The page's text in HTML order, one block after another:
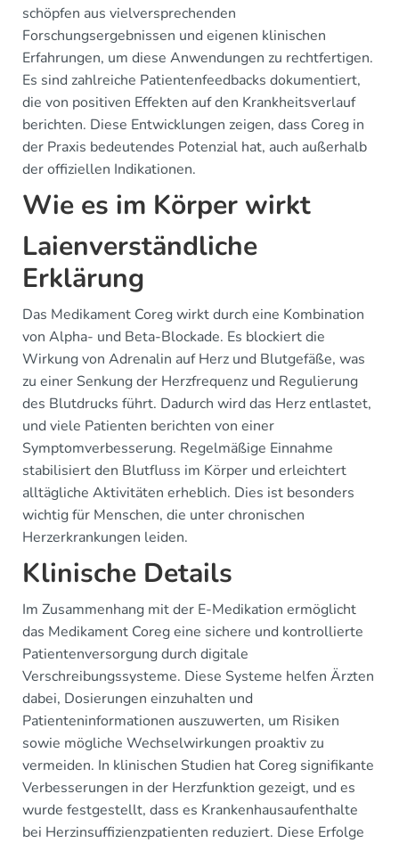
schöpfen aus vielversprechenden
Forschungsergebnissen und eigenen klinischen
Erfahrungen, um diese Anwendungen zu rechtfertigen.
Es sind zahlreiche Patientenfeedbacks dokumentiert,
die von positiven Effekten auf den Krankheitsverlauf
berichten. Diese Entwicklungen zeigen, dass Coreg in
der Praxis bedeutendes Potenzial hat, auch außerhalb
der offiziellen Indikationen.
Wie es im Körper wirkt
Laienverständliche
Erklärung
Das Medikament Coreg wirkt durch eine Kombination
von Alpha- und Beta-Blockade. Es blockiert die
Wirkung von Adrenalin auf Herz und Blutgefäße, was
zu einer Senkung der Herzfrequenz und Regulierung
des Blutdrucks führt. Dadurch wird das Herz entlastet,
und viele Patienten berichten von einer
Symptomverbesserung. Regelmäßige Einnahme
stabilisiert den Blutfluss im Körper und erleichtert
alltägliche Aktivitäten erheblich. Dies ist besonders
wichtig für Menschen, die unter chronischen
Herzerkrankungen leiden.
Klinische Details
Im Zusammenhang mit der E-Medikation ermöglicht
das Medikament Coreg eine sichere und kontrollierte
Patientenversorgung durch digitale
Verschreibungssysteme. Diese Systeme helfen Ärzten
dabei, Dosierungen einzuhalten und
Patienteninformationen auszuwerten, um Risiken
sowie mögliche Wechselwirkungen proaktiv zu
vermeiden. In klinischen Studien hat Coreg signifikante
Verbesserungen in der Herzfunktion gezeigt, und es
wurde festgestellt, dass es Krankenhausaufenthalte
bei Herzinsuffizienzpatienten reduziert. Diese Erfolge